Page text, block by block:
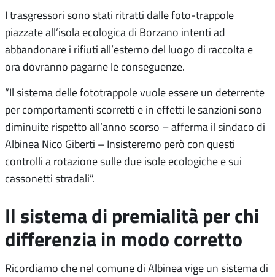
I trasgressori sono stati ritratti dalle foto-trappole
piazzate all’isola ecologica di Borzano intenti ad
abbandonare i rifiuti all’esterno del luogo di raccolta e
ora dovranno pagarne le conseguenze.
“Il sistema delle fototrappole vuole essere un deterrente
per comportamenti scorretti e in effetti le sanzioni sono
diminuite rispetto all’anno scorso – afferma il sindaco di
Albinea Nico Giberti – Insisteremo però con questi
controlli a rotazione sulle due isole ecologiche e sui
cassonetti stradali”.
Il sistema di premialità per chi
differenzia in modo corretto
Ricordiamo che nel comune di Albinea vige un sistema di